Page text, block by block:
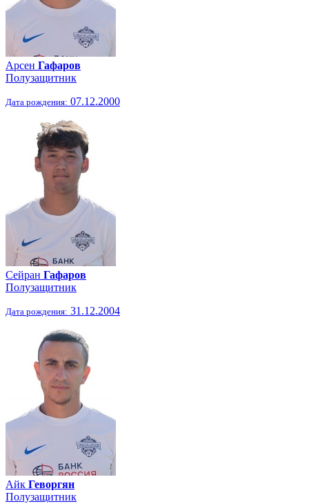
Арсен Гафаров
Полузащитник
Дата рождения: 07.12.2000
Сейран Гафаров
Полузащитник
Дата рождения: 31.12.2004
Айк Геворгян
Полузащитник